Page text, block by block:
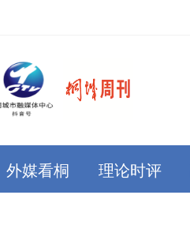
外媒看桐 理论时评